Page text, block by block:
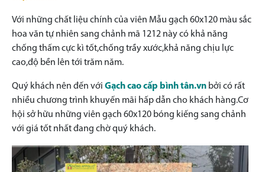
Với những chất liệu chính của viên Mẫu gạch 60x120 màu sắc
hoa văn tự nhiên sang chảnh mã 1212 này có khả năng
chống thấm cực kì tốt,chống trầy xước,khả năng chịu lực
cao,độ bền lên tới trăm năm.
Quý khách nên đến với Gạch cao cấp bình tân.vn bởi có rất
nhiều chương trình khuyến mãi hấp dẫn cho khách hàng.Cơ
hội sở hữu những viên gạch 60x120 bóng kiếng sang chảnh
với giá tốt nhất đang chờ quý khách.